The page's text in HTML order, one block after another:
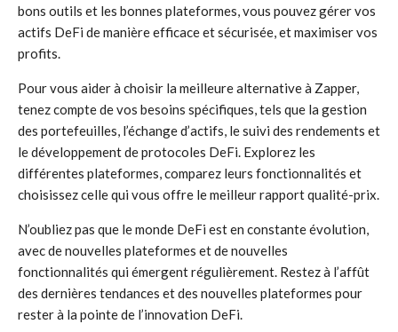
bons outils et les bonnes plateformes, vous pouvez gérer vos
actifs DeFi de manière efficace et sécurisée, et maximiser vos
profits.
Pour vous aider à choisir la meilleure alternative à Zapper,
tenez compte de vos besoins spécifiques, tels que la gestion
des portefeuilles, l’échange d’actifs, le suivi des rendements et
le développement de protocoles DeFi. Explorez les
différentes plateformes, comparez leurs fonctionnalités et
choisissez celle qui vous offre le meilleur rapport qualité-prix.
N’oubliez pas que le monde DeFi est en constante évolution,
avec de nouvelles plateformes et de nouvelles
fonctionnalités qui émergent régulièrement. Restez à l’affût
des dernières tendances et des nouvelles plateformes pour
rester à la pointe de l’innovation DeFi.